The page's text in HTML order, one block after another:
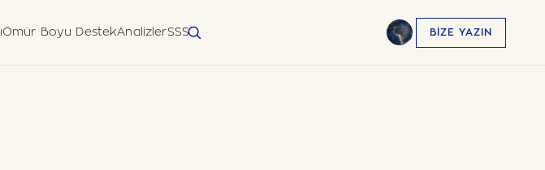
Ömür Boyu DestekAnalizlerSSS BIZE YAZIN